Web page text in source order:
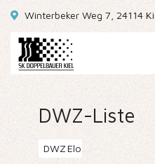
Winterbeker Weg 7, 24114
DWZ-Liste
DWZElo